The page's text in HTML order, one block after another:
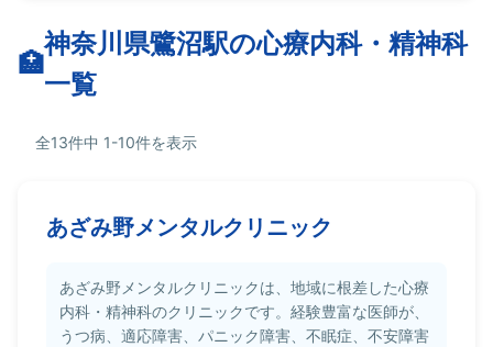
神奈川県鷺沼駅の心療内科・精神科
一覧
全13件中 1-10件を表示
あざみ野メンタルクリニック
あざみ野メンタルクリニックは、地域に根差した心療
内科・精神科のクリニックです。経験豊富な医師が、
うつ病、適応障害、パニック障害、不眠症、不安障害